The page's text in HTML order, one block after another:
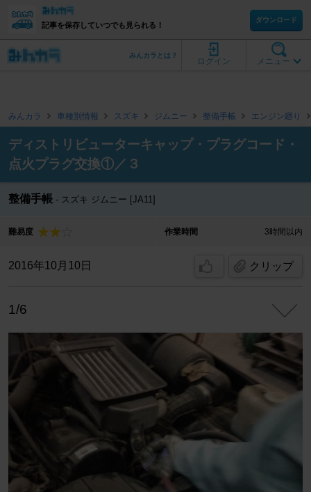
記事を保存していつでも見られる！
ダウンロード
メニュー
ログイン
みんカラとは？
みんカラ 車種別情報 スズキ ジムニー 整備手帳 エンジン廻り
ディストリビューターキャップ・プラグコード・
点火プラグ交換①／３
整備手帳 スズキ ジムニー [JA11]
難易度 作業時間 3時間以内
2016年10月10日 クリップ
1/6